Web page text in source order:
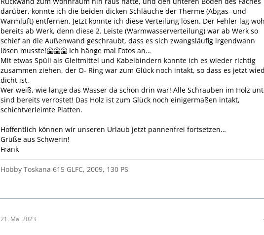
darüber, konnte ich die beiden dicken Schläuche der Therme (Abgas- und
Warmluft) entfernen. Jetzt konnte ich diese Verteilung lösen. Der Fehler lag
bereits ab Werk, denn diese 2. Leiste (Warmwasserverteilung) war ab Werk so
schief an die Außenwand geschraubt, dass es sich zwangsläufig irgendwann
lösen musste!🤮🤮🤮 Ich hänge mal Fotos an…
Mit etwas Spüli als Gleitmittel und Kabelbindern konnte ich es wieder richtig
zusammen ziehen, der O- Ring war zum Glück noch intakt, so dass es jetzt
dicht ist.
Wer weiß, wie lange das Wasser da schon drin war! Alle Schrauben im Holz
sind bereits verrostet! Das Holz ist zum Glück noch einigermaßen intakt,
schichtverleimte Platten.
Hoffentlich können wir unseren Urlaub jetzt pannenfrei fortsetzen…
Grüße aus Schwerin!
Frank
Hobby Toskana 615 GLFC, 2009, 130 PS
21. Mai 2023